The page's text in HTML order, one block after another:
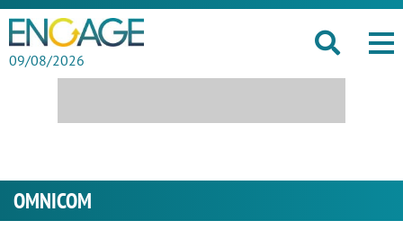
09/08/2026
OMNICOM